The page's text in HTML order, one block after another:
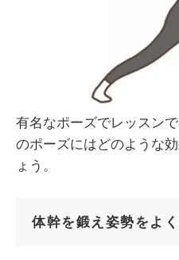
有名なポーズでレッスン
のポーズにはどのような
ょう。
体幹を鍛え姿勢をよ